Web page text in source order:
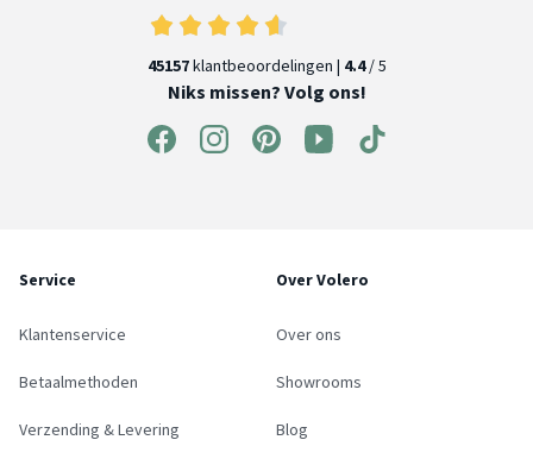
45157klantbeoordelingen | 4.4/ 5
Niks missen? Volg ons!
Service
Klantenservice
Betaalmethoden
Verzending & Levering
Over Volero
Over ons
Showrooms
Blog